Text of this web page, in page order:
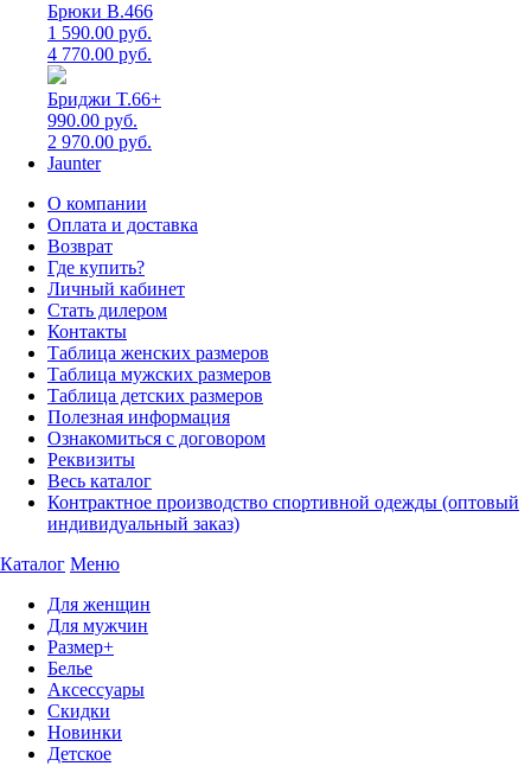
Брюки B.466
1 590.00 руб.
4 770.00 руб.
Бриджи T.66+
990.00 руб.
2 970.00 руб.
Jaunter
О компании
Оплата и доставка
Возврат
Где купить?
Личный кабинет
Стать дилером
Контакты
Таблица женских размеров
Таблица мужских размеров
Таблица детских размеров
Полезная информация
Ознакомиться с договором
Реквизиты
Весь каталог
Контрактное производство спортивной одежды (оптовый
индивидуальный заказ)
Каталог Меню
Для женщин
Для мужчин
Размер+
Белье
Аксессуары
Скидки
Новинки
Детское